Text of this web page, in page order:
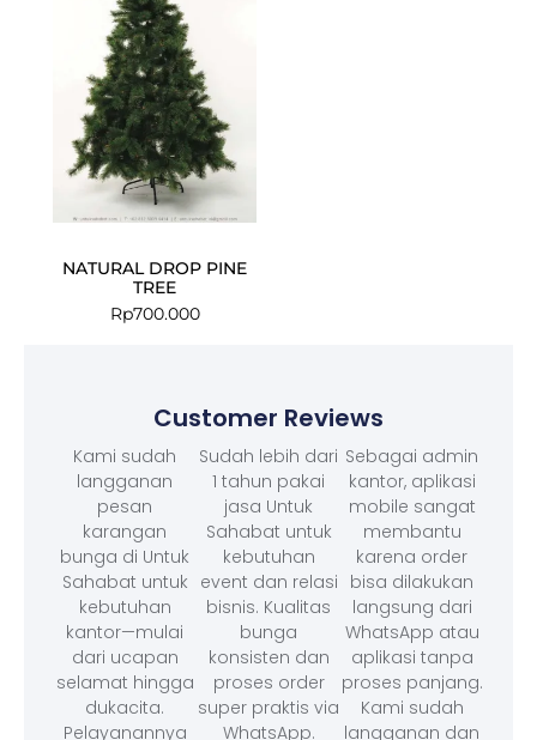
NATURAL DROP PINE
TREE
Rp700.000
Customer Reviews
Kami sudah
langganan
pesan
karangan
bunga di Untuk
Sahabat untuk
kebutuhan
kantor—mulai
dari ucapan
selamat hingga
dukacita.
Pelayanannya
Sudah lebih dari
1 tahun pakai
jasa Untuk
Sahabat untuk
kebutuhan
event dan relasi
bisnis. Kualitas
bunga
konsisten dan
proses order
super praktis via
WhatsApp.
Sebagai admin
kantor, aplikasi
mobile sangat
membantu
karena order
bisa dilakukan
langsung dari
WhatsApp atau
aplikasi tanpa
proses panjang.
Kami sudah
langganan dan